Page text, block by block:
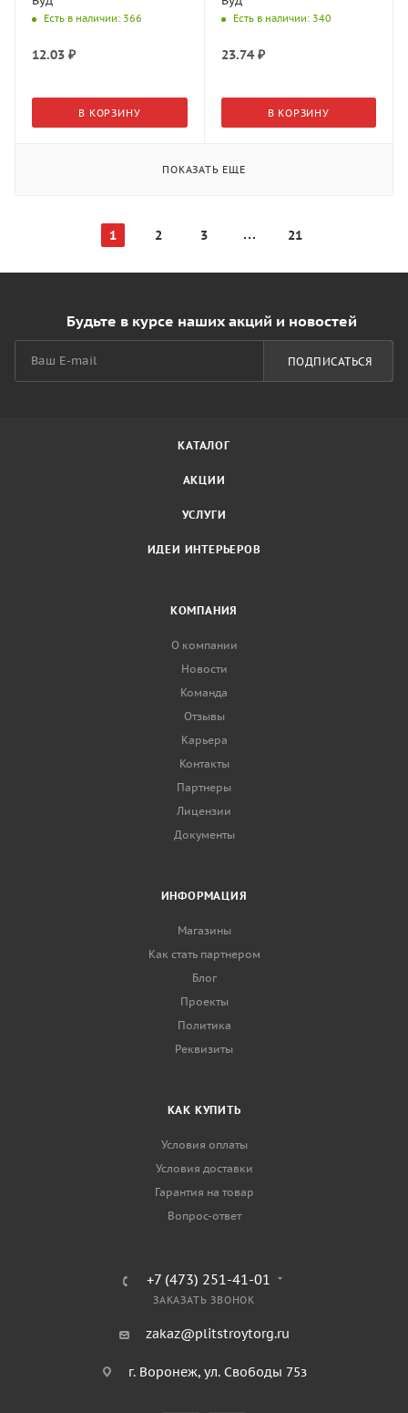
Есть в наличии: 366
12.03 ₽
В КОРЗИНУ
Есть в наличии: 340
23.74₽
В КОРЗИНУ
ПОКАЗАТЬ ЕЩЕ
1 2 3 21
Будьте в курсе наших акций и новостей
ПОДПИСАТЬСЯ
КАТАЛОГ
АКЦИИ
УСЛУГИ
ИДЕИ ИНТЕРЬЕРОВ
КОМПАНИЯ
О компании
Новости
Команда
Отзывы
Карьера
Контакты
Партнеры
Лицензии
Документы
ИНФОРМАЦИЯ
Магазины
Как стать партнером
Блог
Проекты
Политика
Реквизиты
КАК КУПИТЬ
Условия оплаты
Условия доставки
Гарантия на товар
Вопрос-ответ
+7 (473) 251-41-01
ЗАКАЗАТЬ ЗВОНОК
zakaz@plitstroytorg.ru
г. Воронеж, ул. Свободы 75з